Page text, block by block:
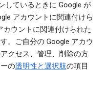
しているときに Google が
アカウントに関連付けら
ウントに関連付けられた
。ご自分の Google アカウ
クセス、管理、削除の方
の透明性と選択肢の項目